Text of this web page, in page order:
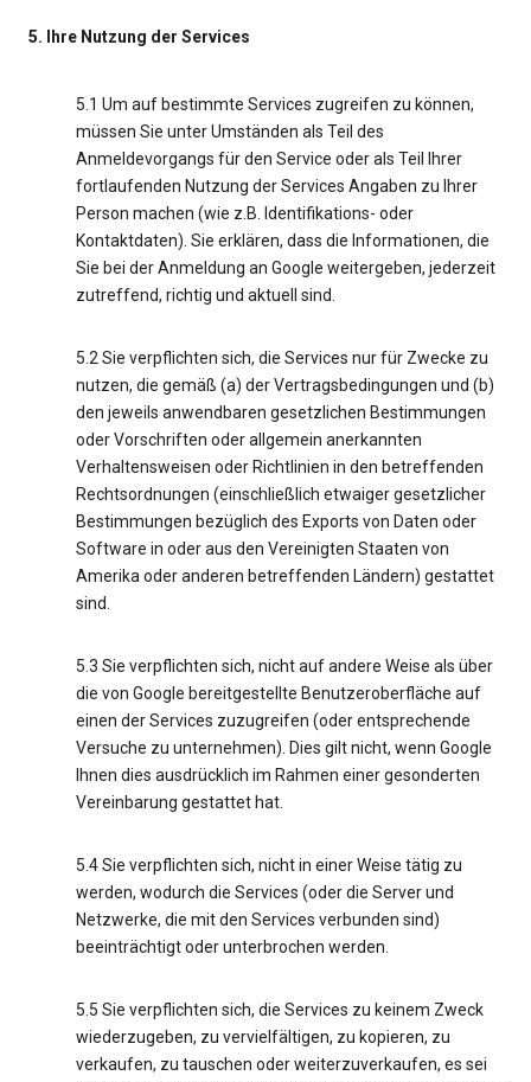
5. Ihre Nutzung der Services
5.1 Um auf bestimmte Services zugreifen zu können,
müssen Sie unter Umständen als Teil des
Anmeldevorgangs für den Service oder als Teil Ihrer
fortlaufenden Nutzung der Services Angaben zu Ihrer
Person machen (wie z.B. Identifikations- oder
Kontaktdaten). Sie erklären, dass die Informationen, die
Sie bei der Anmeldung an Google weitergeben, jederzeit
zutreffend, richtig und aktuell sind.
5.2 Sie verpflichten sich, die Services nur für Zwecke zu
nutzen, die gemäß (a) der Vertragsbedingungen und (b)
den jeweils anwendbaren gesetzlichen Bestimmungen
oder Vorschriften oder allgemein anerkannten
Verhaltensweisen oder Richtlinien in den betreffenden
Rechtsordnungen (einschließlich etwaiger gesetzlicher
Bestimmungen bezüglich des Exports von Daten oder
Software in oder aus den Vereinigten Staaten von
Amerika oder anderen betreffenden Ländern) gestattet
sind.
5.3 Sie verpflichten sich, nicht auf andere Weise als über
die von Google bereitgestellte Benutzeroberfläche auf
einen der Services zuzugreifen (oder entsprechende
Versuche zu unternehmen). Dies gilt nicht, wenn Google
Ihnen dies ausdrücklich im Rahmen einer gesonderten
Vereinbarung gestattet hat.
5.4 Sie verpflichten sich, nicht in einer Weise tätig zu
werden, wodurch die Services (oder die Server und
Netzwerke, die mit den Services verbunden sind)
beeinträchtigt oder unterbrochen werden.
5.5 Sie verpflichten sich, die Services zu keinem Zweck
wiederzugeben, zu vervielfältigen, zu kopieren, zu
verkaufen, zu tauschen oder weiterzuverkaufen, es sei